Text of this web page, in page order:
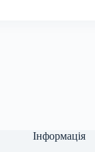
Інформація